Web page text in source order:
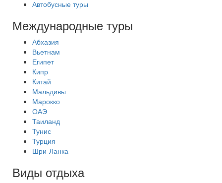
Автобусные туры
Международные туры
Абхазия
Вьетнам
Египет
Кипр
Китай
Мальдивы
Марокко
ОАЭ
Таиланд
Тунис
Турция
Шри-Ланка
Виды отдыха